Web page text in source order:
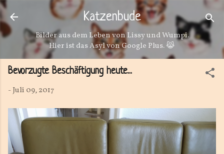
Direkt zum Hauptbereich
Katzenbude
Bilder aus dem Leben von Lissy und Wumpi.
Hier ist das Asyl von Google Plus. 😹
Bevorzugte Beschäftigung heute...
-Juli 09, 2017